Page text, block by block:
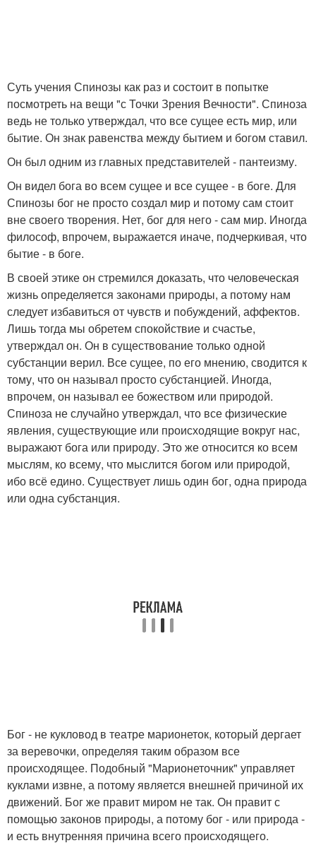
Суть учения Спинозы как раз и состоит в попытке
посмотреть на вещи "с Точки Зрения Вечности". Спиноза
ведь не только утверждал, что все сущее есть мир, или
бытие. Он знак равенства между бытием и богом ставил.
Он был одним из главных представителей - пантеизму.
Он видел бога во всем сущее и все сущее - в боге. Для
Спинозы бог не просто создал мир и потому сам стоит
вне своего творения. Нет, бог для него - сам мир. Иногда
философ, впрочем, выражается иначе, подчеркивая, что
бытие - в боге.
В своей этике он стремился доказать, что человеческая
жизнь определяется законами природы, а потому нам
следует избавиться от чувств и побуждений, аффектов.
Лишь тогда мы обретем спокойствие и счастье,
утверждал он. Он в существование только одной
субстанции верил. Все сущее, по его мнению, сводится к
тому, что он называл просто субстанцией. Иногда,
впрочем, он называл ее божеством или природой.
Спиноза не случайно утверждал, что все физические
явления, существующие или происходящие вокруг нас,
выражают бога или природу. Это же относится ко всем
мыслям, ко всему, что мыслится богом или природой,
ибо всё едино. Существует лишь один бог, одна природа
или одна субстанция.
Бог - не кукловод в театре марионеток, который дергает
за веревочки, определяя таким образом все
происходящее. Подобный "Марионеточник" управляет
куклами извне, а потому является внешней причиной их
движений. Бог же правит миром не так. Он правит с
помощью законов природы, а потому бог - или природа -
и есть внутренняя причина всего происходящего.